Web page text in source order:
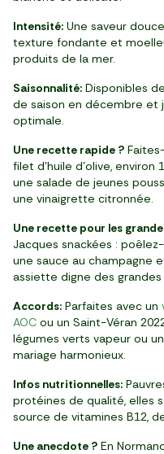
Intensité: Une saveur
texture fondante et
produits de la mer.
Saisonnalité: Disponibles
de saison en décembre et
optimale.
Une recette rapide ?
filet d'huile d'olive, environ
une salade de jeunes
une vinaigrette citronnée.
Une recette pour les
Jacques snackées :
une sauce au champagne
assiette digne des grandes
Accords: Parfaites avec un
AOC ou un Saint-Véran
légumes verts vapeur ou
mariage harmonieux.
Infos nutritionnelles:
protéines de qualité, elles
source de vitamines B12,
Une anecdote ? En